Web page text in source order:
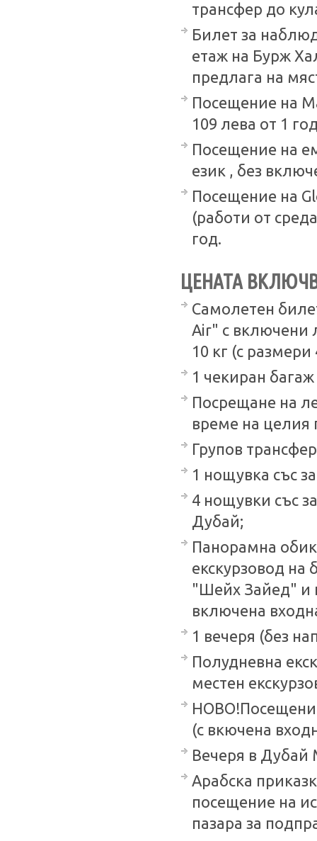
трансфер до
Билет за
етаж на Бурж
предлага на
Посещение на
109 лева от 1
Посещение на
език , без
Посещение на
(работи от
год.
ЦЕНАТА
Самолетен
Air" с включени
10 кг (с
1 чекиран багаж
Посрещане на
време на целия
Групов
1 нощувка със
4 нощувки със
Дубай;
Панорамна
екскурзовод на
"Шейх Зайед" и
включена
1 вечеря (без
Полудневна
местен
(с вкючена
Вечеря в Дубай
Арабска
посещение на
пазара за